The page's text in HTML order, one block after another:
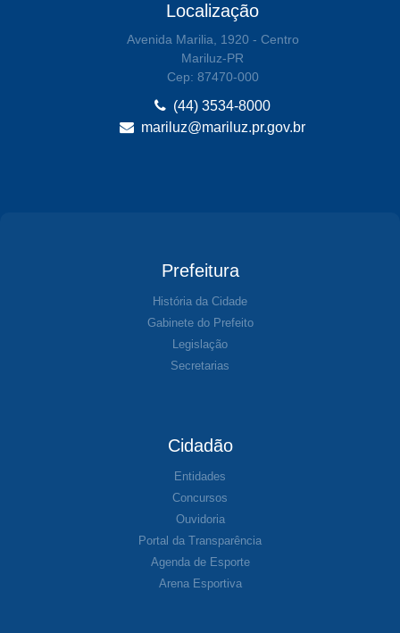
Localização
Avenida Marilia, 1920 - Centro
Mariluz-PR
Cep: 87470-000
(44) 3534-8000
mariluz@mariluz.pr.gov.br
Prefeitura
História da Cidade
Gabinete do Prefeito
Legislação
Secretarias
Cidadão
Entidades
Concursos
Ouvidoria
Portal da Transparência
Agenda de Esporte
Arena Esportiva